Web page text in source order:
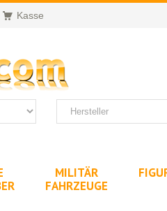
Kasse
MILITÄR
FAHRZEUGE